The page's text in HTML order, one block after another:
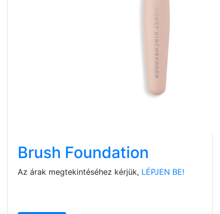
Brush Foundation
Az árak megtekintéséhez kérjük, LÉPJEN BE!